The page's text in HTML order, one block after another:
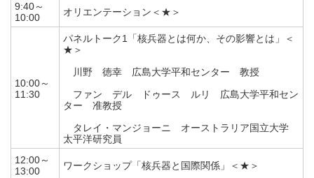
9:40～
10:00
オリエンテーション＜★＞
10:00～
11:30
パネルトーク1「核兵器とは何か、その影響とは」＜
★＞
川野 徳幸 広島大学平和センター 教授
ファン デル ドゥース ルリ 広島大学平和セン
ター 准教授
タレイ・マンジョーニ オーストラリア国立大学
太平洋研究員
12:00～
13:00
ワークショップ「核兵器と国際関係」＜★＞